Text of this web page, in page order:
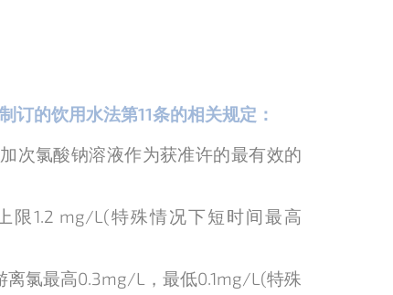
订的饮用水法第11条的相关规定：
次氯酸钠溶液作为获准许的最有效的
限1.2 mg/L(特殊情况下短时间最高
离氯最高0.3mg/L，最低0.1mg/L(特殊